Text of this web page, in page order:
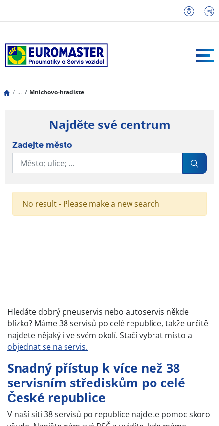
... Mnichovo-hradiste
Najděte své centrum
Zadejte město
No result - Please make a new search
Hledáte dobrý pneuservis nebo autoservis někde
blízko? Máme 38 servisů po celé republice, takže určitě
najdete nějaký i ve svém okolí. Stačí vybrat místo a
objednat se na servis.
Snadný přístup k více než 38
servisním střediskům po celé
České republice
V naší síti 38 servisů po republice najdete pomoc skoro